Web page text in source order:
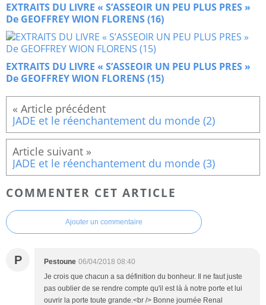
EXTRAITS DU LIVRE « S’ASSEOIR UN PEU PLUS PRES »
De GEOFFREY WION FLORENS (16)
EXTRAITS DU LIVRE « S’ASSEOIR UN PEU PLUS PRES »
De GEOFFREY WION FLORENS (15)
JADE et le réenchantement du monde (2)
JADE et le réenchantement du monde (3)
COMMENTER CET ARTICLE
Ajouter un commentaire
P Pestoune 06/04/2018 08:40
Je crois que chacun a sa définition du bonheur. Il ne faut juste
pas oublier de se rendre compte qu'il est là à notre porte et lui
ouvrir la porte toute grande.<br /> Bonne journée Renal